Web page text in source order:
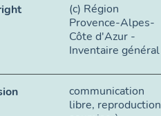
(c) Région
Provence-Alpes-
Côte d'Azur -
Inventaire général
communication
libre, reproduction